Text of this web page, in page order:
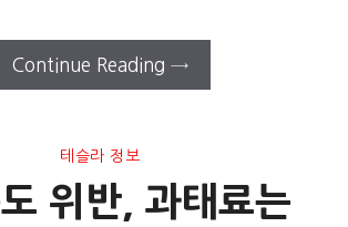
Continue Reading →
테슬라 정보
도 위반, 과태료는